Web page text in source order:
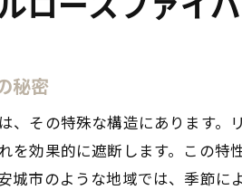
愛知県安城市のリフォームにお
リフォームで重要な断熱性能
エコ意識の高まりと断熱材
セルロースファイバーが選ば
リフォームの成功を左右す
秘密
、その特殊な構造にあります
を効果的に遮断します。この
市のような地域では、季節に